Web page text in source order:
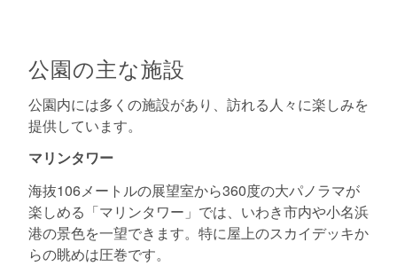
公園の主な施設
公園内には多くの施設があり、訪れる人々に楽しみを
提供しています。
マリンタワー
海抜106メートルの展望室から360度の大パノラマが
楽しめる「マリンタワー」では、いわき市内や小名浜
港の景色を一望できます。特に屋上のスカイデッキか
らの眺めは圧巻です。